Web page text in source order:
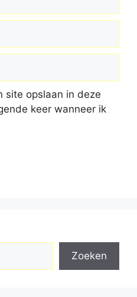
site opslaan in deze
keer wanneer ik
Zoeken